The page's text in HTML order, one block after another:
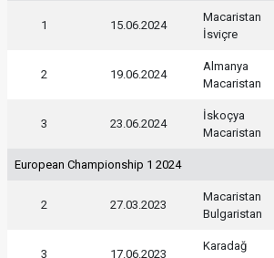
1 15.06.2024
Macaristan
İsviçre
2 19.06.2024
Almanya
Macaristan
3 23.06.2024
İskoçya
Macaristan
European Championship 1 2024
2 27.03.2023
Macaristan
Bulgaristan
3 17.06.2023
Karadağ